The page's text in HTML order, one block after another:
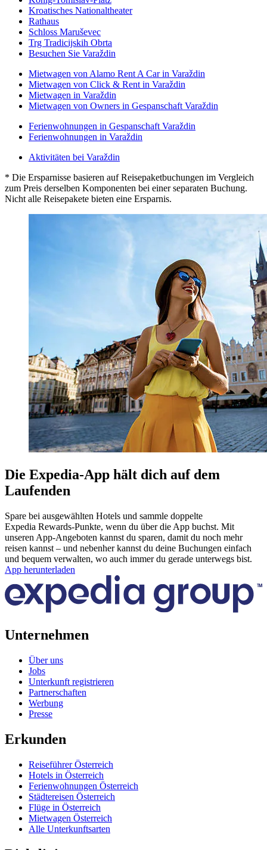
Kroatisches Nationaltheater
Rathaus
Schloss Maruševec
Trg Tradicijskih Obrta
Besuchen Sie Varaždin
Mietwagen von Alamo Rent A Car in Varaždin
Mietwagen von Click & Rent in Varaždin
Mietwagen in Varaždin
Mietwagen von Owners in Gespanschaft Varaždin
Ferienwohnungen in Gespanschaft Varaždin
Ferienwohnungen in Varaždin
Aktivitäten bei Varaždin
* Die Ersparnisse basieren auf Reisepaketbuchungen im Vergleich
zum Preis derselben Komponenten bei einer separaten Buchung.
Nicht alle Reisepakete bieten eine Ersparnis.
Die Expedia-App hält dich auf dem
Laufenden
Spare bei ausgewählten Hotels und sammle doppelte
Expedia Rewards-Punkte, wenn du über die App buchst. Mit
unseren App-Angeboten kannst du sparen, damit du noch mehr
reisen kannst – und nebenher kannst du deine Buchungen einfach
und bequem verwalten, wo auch immer du gerade unterwegs bist.
App herunterladen
Unternehmen
Über uns
Jobs
Unterkunft registrieren
Partnerschaften
Werbung
Presse
Erkunden
Reiseführer Österreich
Hotels in Österreich
Ferienwohnungen Österreich
Städtereisen Österreich
Flüge in Österreich
Mietwagen Österreich
Alle Unterkunftsarten